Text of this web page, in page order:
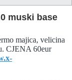
muski base
majica, velicina
CJENA 60eur